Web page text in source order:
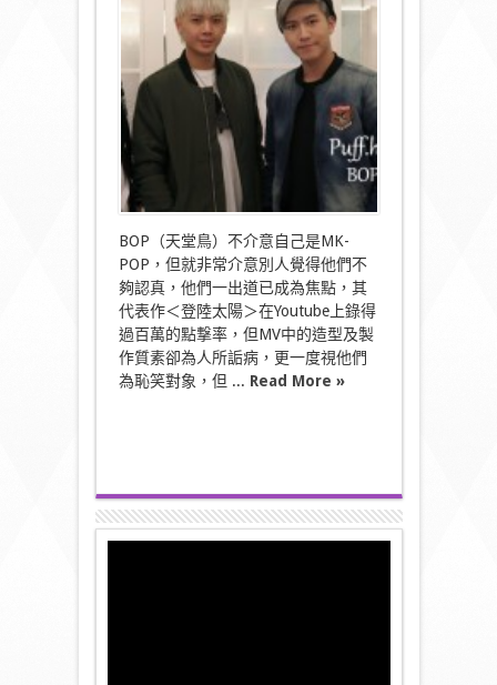
天
的
我
BOP
天
鳥〉
BOP（天堂鳥）不介意自己是MK-
POP，但就非常介意別人覺得他們不
夠認真，他們一出道已成為焦點，其
代表作＜登陸太陽＞在Youtube上錄得
過百萬的點撃率，但MV中的造型及製
作質素卻為人所詬病，更一度視他們
為恥笑對象，但 ... Read More »